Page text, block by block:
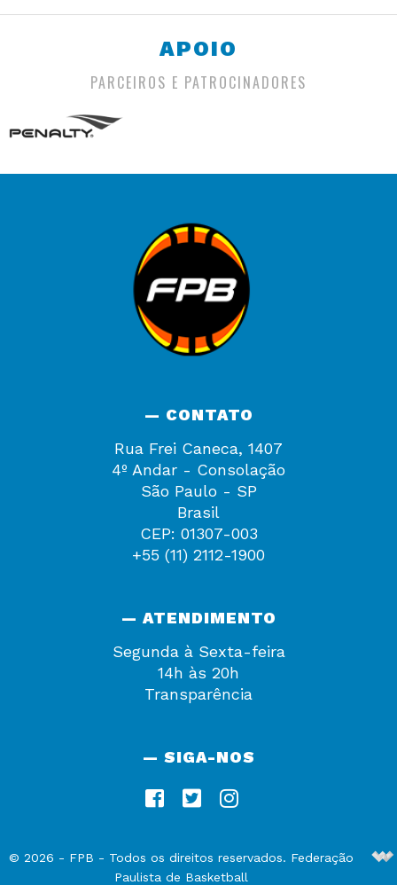
APOIO
PARCEIROS E PATROCINADORES
— CONTATO
Rua Frei Caneca, 1407
4º Andar - Consolação
São Paulo - SP
Brasil
CEP: 01307-003
+55 (11) 2112-1900
— ATENDIMENTO
Segunda à Sexta-feira
14h às 20h
Transparência
— SIGA-NOS
© 2026 - FPB - Todos os direitos reservados. Federação
Paulista de Basketball